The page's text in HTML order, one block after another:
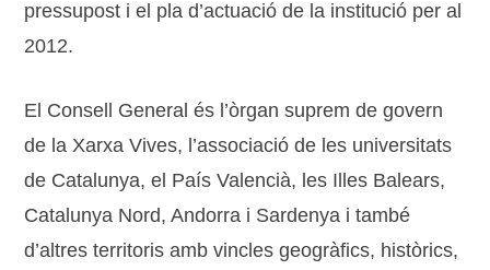
pressupost i el pla d’actuació de la institució per al
2012.
El Consell General és l’òrgan suprem de govern
de la Xarxa Vives, l’associació de les universitats
de Catalunya, el País Valencià, les Illes Balears,
Catalunya Nord, Andorra i Sardenya i també
d’altres territoris amb vincles geogràfics, històrics,